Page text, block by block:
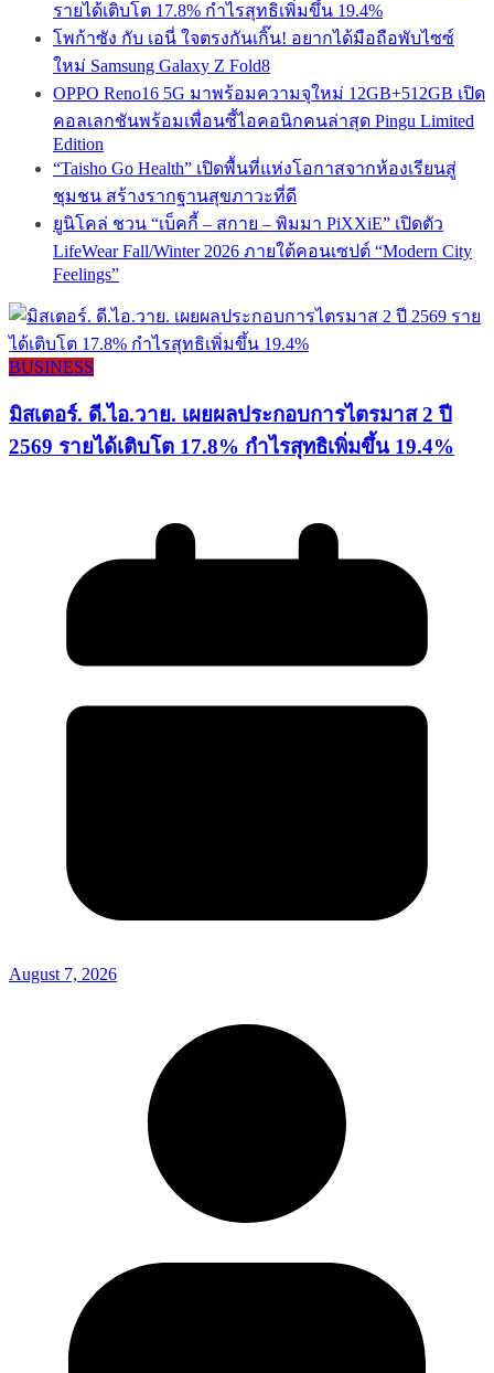
รายได้เติบโต 17.8% กำไรสุทธิเพิ่มขึ้น 19.4%
โพก้าซัง กับ เอนี่ ใจตรงกันเกิ๊น! อยากได้มือถือพับไซซ์
ใหม่ Samsung Galaxy Z Fold8
OPPO Reno16 5G มาพร้อมความจุใหม่ 12GB+512GB เปิด
คอลเลกชันพร้อมเพื่อนซี้ไอคอนิกคนล่าสุด Pingu Limited
Edition
“Taisho Go Health” เปิดพื้นที่แห่งโอกาสจากห้องเรียนสู่
ชุมชน สร้างรากฐานสุขภาวะที่ดี
ยูนิโคล่ ชวน “เบ็คกี้ – สกาย – พิมมา PiXXiE” เปิดตัว
LifeWear Fall/Winter 2026 ภายใต้คอนเซปต์ “Modern City
Feelings”
BUSINESS
มิสเตอร์. ดี.ไอ.วาย. เผยผลประกอบการไตรมาส 2 ปี
2569 รายได้เติบโต 17.8% กำไรสุทธิเพิ่มขึ้น 19.4%
August 7, 2026